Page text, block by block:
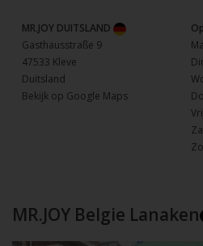
MR.JOY DUITSLAND
Gasthausstraße 9
47533 Kleve
Duitsland
Bekijk op Google Maps
MR.JOY Belgie Lanaken